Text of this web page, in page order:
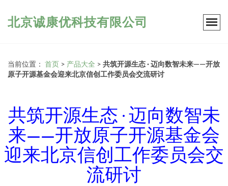
北京诚康优科技有限公司
当前位置： 首页 > 产品大全 > 共筑开源生态 · 迈向数智未来——开放
原子开源基金会迎来北京信创工作委员会交流研讨
共筑开源生态 · 迈向数智未
来——开放原子开源基金会
迎来北京信创工作委员会交
流研讨